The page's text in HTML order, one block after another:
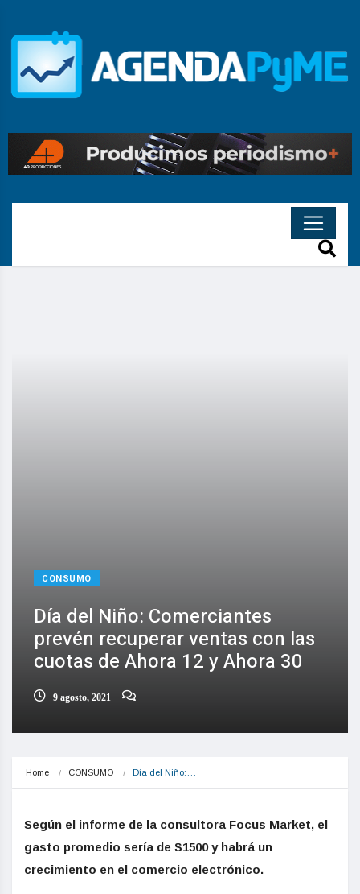
CONSUMO
Día del Niño: Comerciantes
prevén recuperar ventas con las
cuotas de Ahora 12 y Ahora 30
9 agosto, 2021
Home CONSUMO Día del Niño:…
Según el informe de la consultora Focus Market, el
gasto promedio sería de $1500 y habrá un
crecimiento en el comercio electrónico.